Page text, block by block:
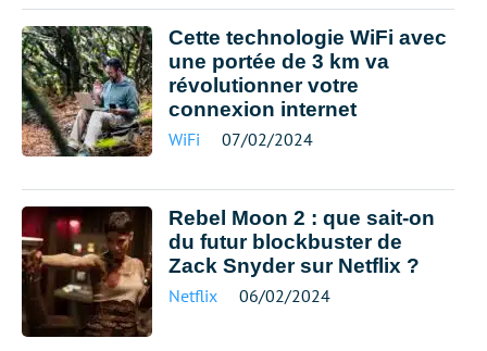
Cette technologie WiFi avec
une portée de 3 km va
révolutionner votre
connexion internet
WiFi 07/02/2024
Rebel Moon 2 : que sait-on
du futur blockbuster de
Zack Snyder sur Netflix ?
Netflix 06/02/2024